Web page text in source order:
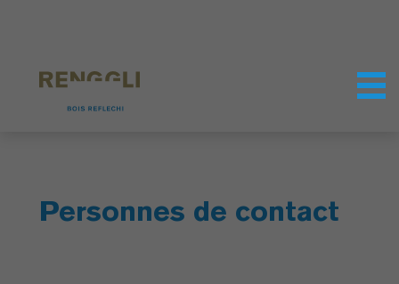
Personnes de contact